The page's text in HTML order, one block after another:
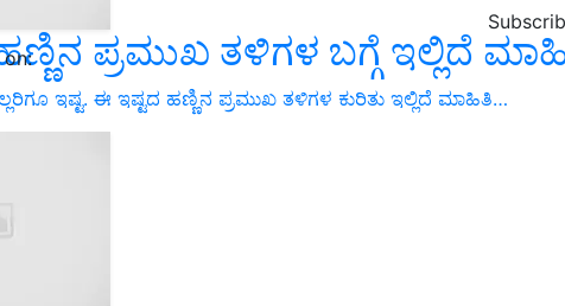
ಪ್ರಮುಖ ತಳಿಗಳ ಬಗ್ಗೆ ಇಲ್ಲಿದೆ
ಇಷ್ಟ. ಈ ಇಷ್ಟದ ಹಣ್ಣಿನ ಪ್ರಮುಖ ತಳಿಗಳ ಕುರಿತು ಇಲ್ಲಿದೆ ಮಾಹಿತಿ…